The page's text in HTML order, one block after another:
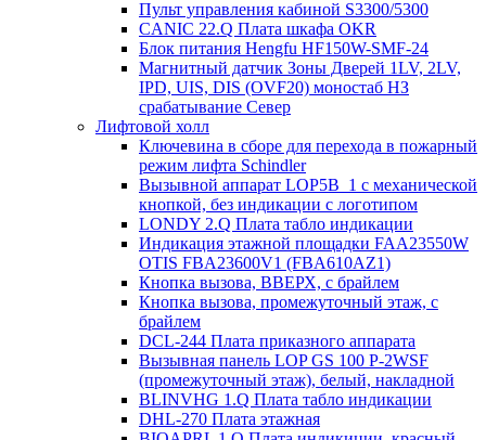
Пульт управления кабиной S3300/5300
CANIC 22.Q Плата шкафа OKR
Блок питания Hengfu HF150W-SMF-24
Магнитный датчик Зоны Дверей 1LV, 2LV,
IPD, UIS, DIS (OVF20) моностаб НЗ
срабатывание Cевер
Лифтовой холл
Ключевина в сборе для перехода в пожарный
режим лифта Schindler
Вызывной аппарат LOP5B_1 с механической
кнопкой, без индикации с логотипом
LONDY 2.Q Плата табло индикации
Индикация этажной площадки FAA23550W
OTIS FBA23600V1 (FBA610AZ1)
Кнопка вызова, ВВЕРХ, с брайлем
Кнопка вызова, промежуточный этаж, с
брайлем
DCL-244 Плата приказного аппарата
Вызывная панель LOP GS 100 P-2WSF
(промежуточный этаж), белый, накладной
BLINVHG 1.Q Плата табло индикации
DHL-270 Плата этажная